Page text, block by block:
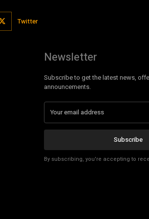
Twitter
Newsletter
Subscribe to get the latest news,
announcements.
Subscribe
By subscribing, you're accepting to